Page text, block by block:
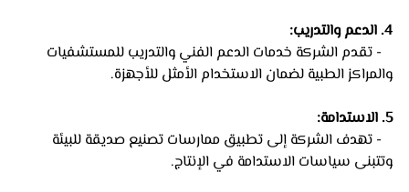
4. الدعم والتدريب:
   - تقدم الشركة خدمات الدعم الفني والتدريب للمستشفيات
والمراكز الطبية لضمان الاستخدام الأمثل للأجهزة.
5. الاستدامة:
   - تهدف الشركة إلى تطبيق ممارسات تصنيع صديقة للبيئة
وتتبنى سياسات الاستدامة في الإنتاج.